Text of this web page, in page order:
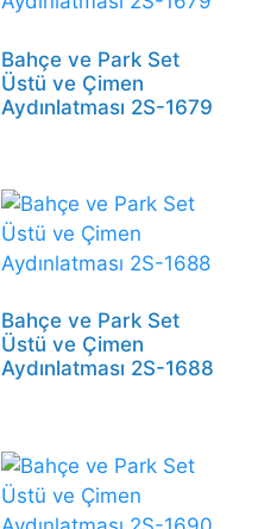
Bahçe ve Park Set
Üstü ve Çimen
Aydınlatması 2S-1679
Bahçe ve Park Set
Üstü ve Çimen
Aydınlatması 2S-1688